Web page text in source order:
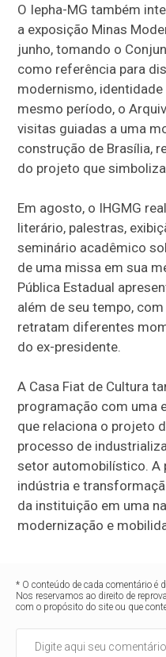
O Iepha-MG também
a exposição Minas
junho, tomando o
como referência para
modernismo,
mesmo período, o
visitas guiadas a uma
construção de Brasília,
do projeto que
Em agosto, o IHGMG
literário, palestras,
seminário acadêmico
de uma missa em sua
Pública Estadual
além de seu tempo,
retratam diferentes
do ex-presidente.
A Casa Fiat de Cultura
programação com uma
que relaciona o projeto
processo de
setor automobilístico. A
indústria e
da instituição em uma
modernização e
* O conteúdo de cada comentário é
Nos reservamos ao direito de
com o propósito do site ou que